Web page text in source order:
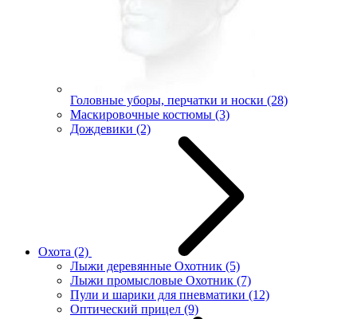
Головные уборы, перчатки и носки (28)
Маскировочные костюмы (3)
Дождевики (2)
Охота (2)
Лыжи деревянные Охотник (5)
Лыжи промысловые Охотник (7)
Пули и шарики для пневматики (12)
Оптический прицел (9)